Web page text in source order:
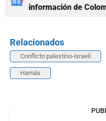
información de
Relacionados
Conflicto palestino-israelí
Hamás